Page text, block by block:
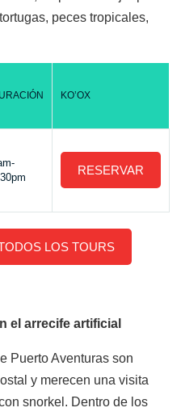
peces tropicales,
KO’OX
RESERVAR
LOS TOURS
el arrecife artificial
Puerto Aventuras son
y merecen una visita
snorkel. Dentro de los